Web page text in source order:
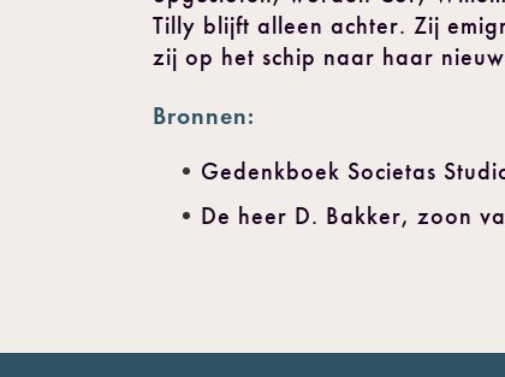
Tilly blijft alleen achter. Zij
zij op het schip naar haar
Bronnen:
Gedenkboek Societas
De heer D. Bakker, zoon